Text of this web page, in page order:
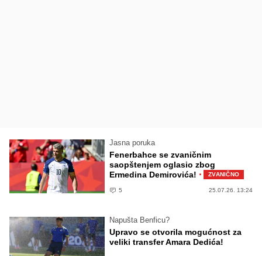
Jasna poruka
Fenerbahce se zvaničnim
saopštenjem oglasio zbog
Ermedina Demirovića! · ZVANIČNO
5 25.07.26. 13:24
Napušta Benficu?
Upravo se otvorila mogućnost za
veliki transfer Amara Dedića!